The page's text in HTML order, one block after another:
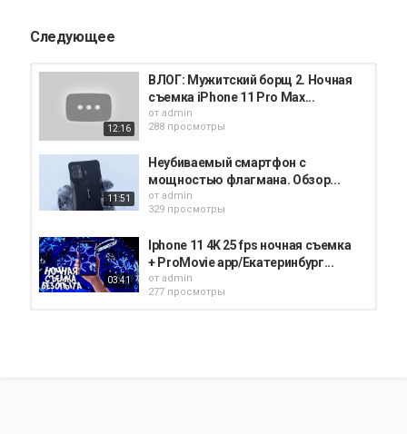
Следующее
12:16
ВЛОГ: Мужитский борщ 2. Ночная
съемка iPhone 11 Pro Max...
от admin
288 просмотры
11:51
Неубиваемый смартфон с
мощностью флагмана. Обзор...
от admin
329 просмотры
03:41
Iphone 11 4K 25 fps ночная съемка
+ ProMovie app/Екатеринбург...
от admin
277 просмотры